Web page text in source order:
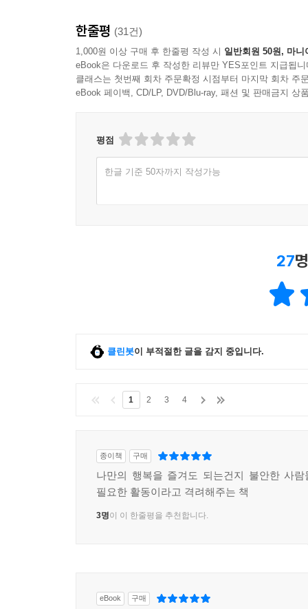
한줄평 (31건)
1,000원 이상 구매 후 한줄평 작성 시 일반회원 50원, 마니
eBook은 다운로드 후 작성한 리뷰만 YES포인트 지급됩니
클래스는 첫번째 회차 주문확정 시점부터 마지막 회차 주
eBook 페이백, CD/LP, DVD/Blu-ray, 패션 및 판매금지 상
평점
한글 기준 50자까지 작성가능
27
클린봇이 부적절한 글을 감지 중입니다.
1 2 3 4
종이책 구매
나만의 행복을 즐겨도 되는건지 불안한 사람
필요한 활동이라고 격려해주는 책
3명이 이 한줄평을 추천합니다.
eBook 구매